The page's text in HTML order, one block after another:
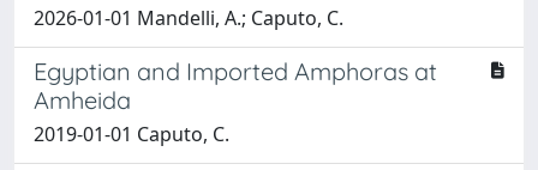
2026-01-01 Mandelli, A.; Caputo, C.
Egyptian and Imported Amphoras at
Amheida
2019-01-01 Caputo, C.